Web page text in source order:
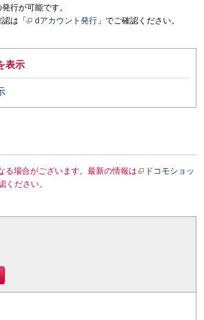
行が可能です。
は「
dアカウント発行 」でご確認ください。
表示
る場合がございます。最新の情報は
ドコモショッ
ください。